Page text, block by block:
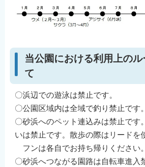
当公園における利用上の
て
〇浜辺での遊泳は禁止です。
〇公園区域内は全域で釣り禁止です。
〇砂浜へのペット連込みは禁止です
いは禁止です。散歩の際はリードを
フンは各自でお持ち帰りください。
〇砂浜へつながる園路は自転車進入